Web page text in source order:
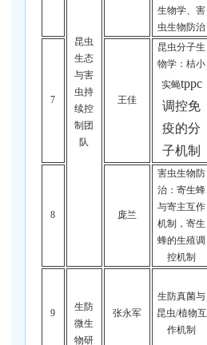
昆虫
生态
与害
虫持
续控
制团
队
生物学、害
虫生物防治
7 王佳
昆虫分子生
物学：桔小
实蝇tppc
调控免
疫的分
子机制
8 庞兰
害虫生物防
治：寄生蜂
与寄主互作
机制，寄生
蜂的生殖调
控机制
9
生防
微生
物研
张永军
生防真菌与
昆虫/植物互
作机制